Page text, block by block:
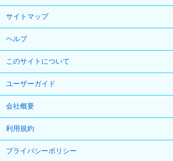
サイトマップ
ヘルプ
このサイトについて
ユーザーガイド
会社概要
利用規約
プライバシーポリシー